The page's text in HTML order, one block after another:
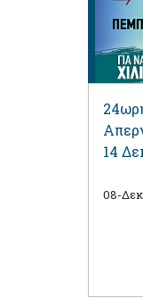
14
08-